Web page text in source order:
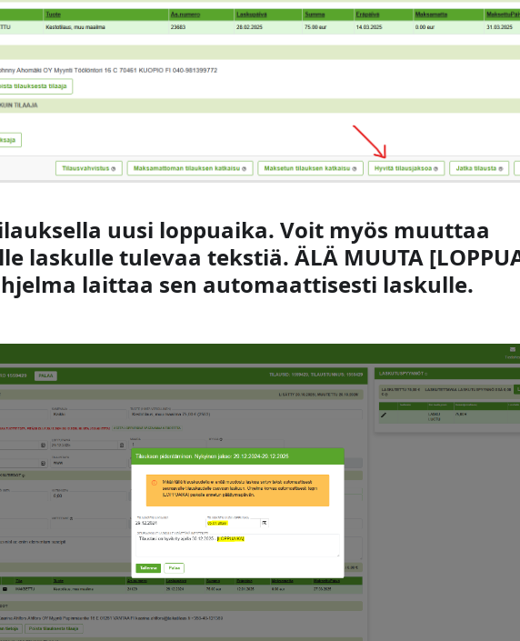
uusi loppuaika. Voit myös muuttaa
laskulle tulevaa tekstiä. ÄLÄ MUUTA
laittaa sen automaattisesti laskulle.